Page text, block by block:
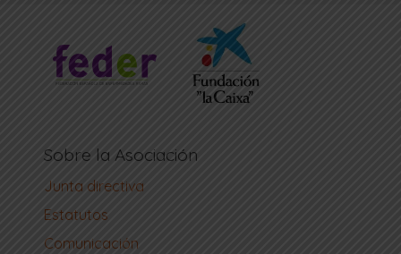
Sobre la Asociación
Junta directiva
Estatutos
Comunicación